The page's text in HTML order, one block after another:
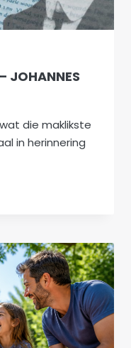
JOHANNES
die maklikste
in herinnering